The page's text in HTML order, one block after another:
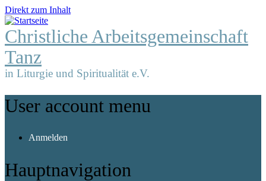
Direkt zum Inhalt
Christliche Arbeitsgemeinschaft
Tanz
in Liturgie und Spiritualität e.V.
User account menu
Anmelden
Hauptnavigation